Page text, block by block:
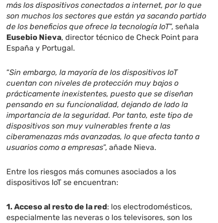
más los dispositivos conectados a internet, porlo que
son muchos los sectores que están ya sacando partido
de los beneficios que ofrece latecnología IoT”, señala
Eusebio Nieva, director técnico de Check Point para
España y Portugal.
“Sinembargo, la mayoría de los dispositivos IoT
cuentan con niveles de protección muy bajos o
prácticamente inexistentes, puesto que se diseñan
pensando en su funcionalidad, dejando de lado la
importancia de la seguridad. Por tanto, este tipo de
dispositivos son muy vulnerables frente a las
ciberamenazas más avanzadas, lo que afecta tanto a
usuarios como a empresas”, añade Nieva.
Entre los riesgos más comunes asociados a los
dispositivos IoT se encuentran:
1. Acceso al resto de la red: los electrodomésticos,
especialmente las neveras o los televisores, son los